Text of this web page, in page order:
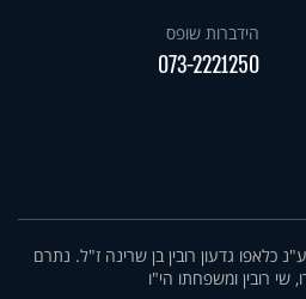
הידברות שופס
073-2221250
כלאפו גדעון רובין בן שרינה ז"ל. נתרם
שי רובין ומשפחתו הי"ו